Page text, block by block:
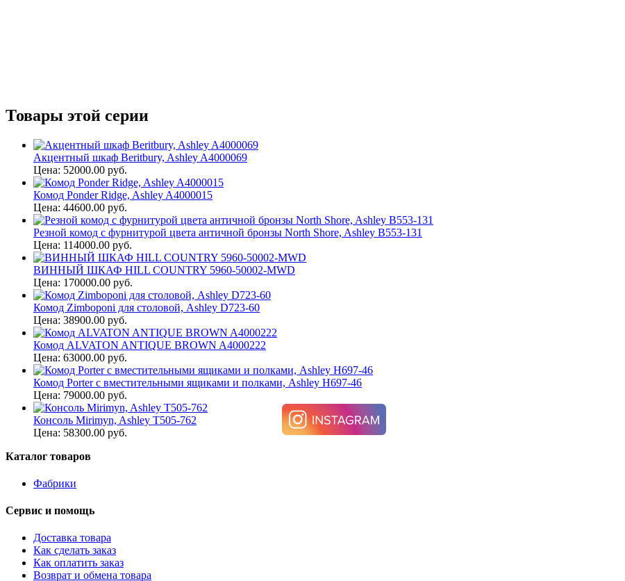
Товары этой серии
Акцентный шкаф Beritbury, Ashley A4000069
Цена: 52000.00 руб.
Комод Ponder Ridge, Ashley A4000015
Цена: 44600.00 руб.
Резной комод с фурнитурой цвета античной бронзы North Shore, Ashley B553-131
Цена: 114000.00 руб.
ВИННЫЙ ШКАФ HILL COUNTRY 5960-50002-MWD
Цена: 170000.00 руб.
Комод Zimboponi для столовой, Ashley D723-60
Цена: 38900.00 руб.
Комод ALVATON ANTIQUE BROWN A4000222
Цена: 63000.00 руб.
Комод Porter с вместительными ящиками и полками, Ashley H697-46
Цена: 79000.00 руб.
Консоль Mirimyn, Ashley T505-762
Цена: 58300.00 руб.
Каталог товаров
Фабрики
Сервис и помощь
Доставка товара
Как сделать заказ
Как оплатить заказ
Возврат и обмена товара